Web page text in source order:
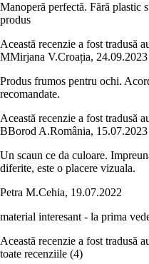
Manoperă perfectă. Fără plastic
produs
Această recenzie a fost tradusă
MMirjana V.Croația, 24.09.2023
Produs frumos pentru ochi.
recomandate.
Această recenzie a fost tradusă
BBorod A.România, 15.07.2023
Un scaun ce da culoare.
diferite, este o placere vizuala.
Petra M.Cehia, 19.07.2022
material interesant - la prima
Această recenzie a fost tradusă
toate recenziile (4)